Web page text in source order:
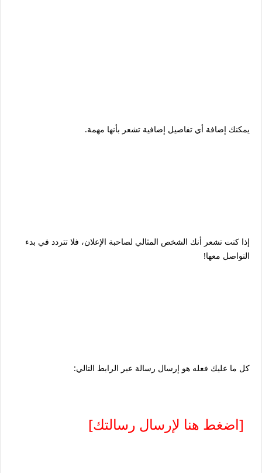
يمكنك إضافة أي تفاصيل إضافية تشعر بأنها مهمة.
إذا كنت تشعر أنك الشخص المثالي لصاحبة الإعلان، فلا تتردد في بدء
التواصل معها!
كل ما عليك فعله هو إرسال رسالة عبر الرابط التالي:
[اضغط هنا لإرسال رسالتك]